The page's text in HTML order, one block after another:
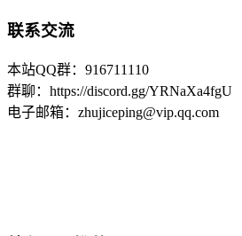
联系交流
本站QQ群：916711110
群聊：https://discord.gg/YRNaXa4fgU
电子邮箱：zhujiceping@vip.qq.com